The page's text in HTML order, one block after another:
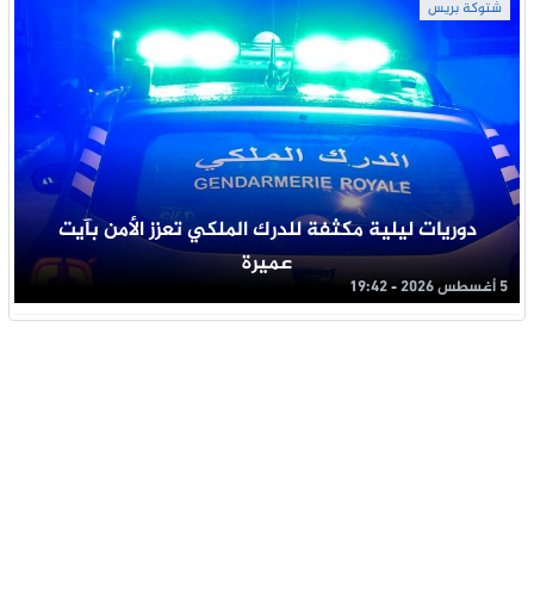
شتوكة بريس
دوريات ليلية مكثفة للدرك الملكي تعزز الأمن بآيت
عميرة
5 أغسطس 2026 - 19:42